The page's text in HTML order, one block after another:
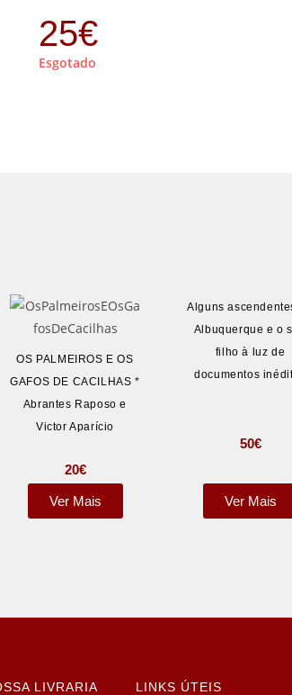
25€
Esgotado
OS PALMEIROS E OS
GAFOS DE CACILHAS *
Abrantes Raposo e
Victor Aparício
20€
Ver Mais
Alguns
Albuquerque e o
filho à luz de
documentos
50€
Ver Mais
LIVRARIA LINKS ÚTEIS